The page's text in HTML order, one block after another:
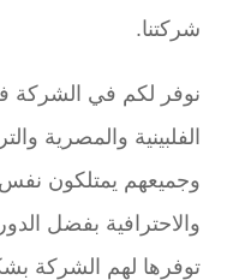
شركتنا.
نوفر لكم في الشركة
الفلبينية والمصرية
وجميعهم يمتلكون
والاحترافية بفضل
توفرها لهم الشركة